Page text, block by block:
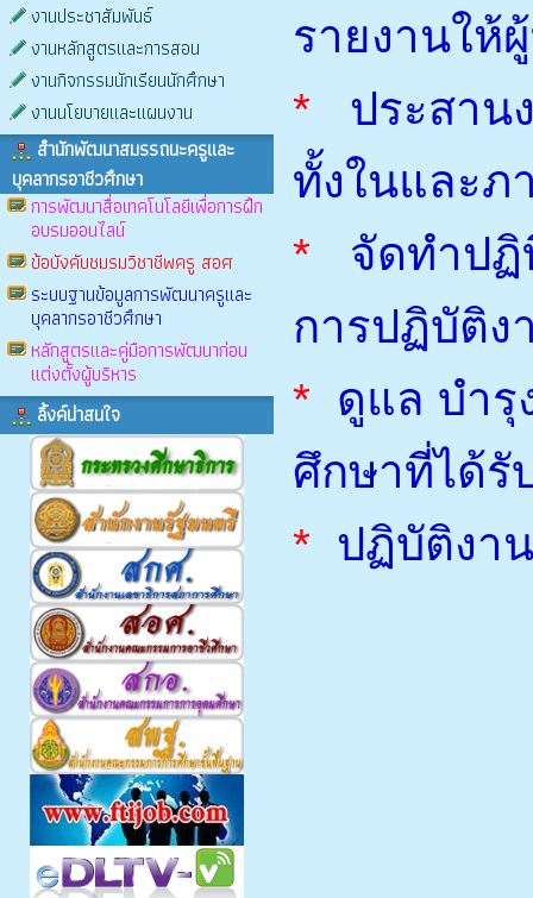
งานประชาสัมพันธ์
งานหลักสูตรและการสอน
งานกิจกรรมนักเรียนนักศึกษา
งานนโยบายและแผนงาน
สำนักพัฒนาสมรรถนะครูและ
บุคลากรอาชีวศึกษา
การพัฒนาสื่อเทคโนโลยีเพื่อการฝึก
อบรมออนไลน์
ข้อบังคับชมรมวิชาชีพครู สอศ
ระบบฐานข้อมูลการพัฒนาครูและ
บุคลากรอาชีวศึกษา
หลักสูตรและคู่มือการพัฒนาก่อน
แต่งตั้งผู้บริหาร
ลิ้งค์น่าสนใจ
รายงานให้
* ประสาน
ทั้งในและภ
* จัดทำปฏิ
การปฏิบัติ
* ดูแล บำรุ
ศึกษาที่ได้รั
* ปฏิบัติงา